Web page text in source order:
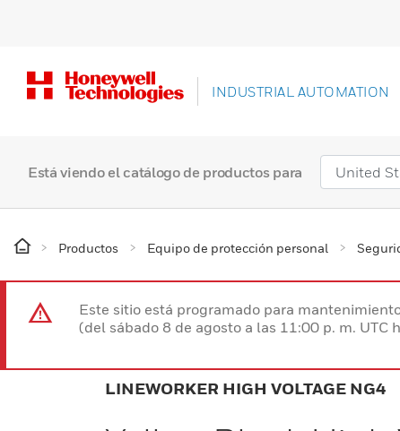
INDUSTRIAL AUTOMATION
Está viendo el catálogo de productos para
Productos Equipo de protección personal
Este sitio está programado para
(del sábado 8 de agosto a las 11:00 p. m.
LINEWORKER HIGH VOLTAGE NG4